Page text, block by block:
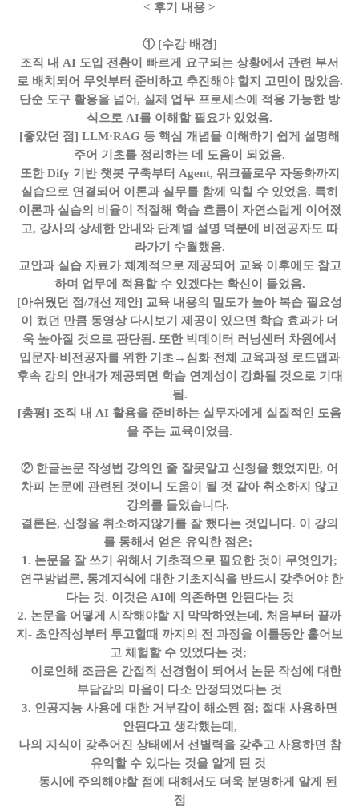
< 후기 내용 >
① [수강 배경]
조직 내 AI 도입 전환이 빠르게 요구되는 상황에서 관련 부서
로 배치되어 무엇부터 준비하고 추진해야 할지 고민이 많았음.
단순 도구 활용을 넘어, 실제 업무 프로세스에 적용 가능한 방
식으로 AI를 이해할 필요가 있었음.
[좋았던 점] LLM·RAG 등 핵심 개념을 이해하기 쉽게 설명해
주어 기초를 정리하는 데 도움이 되었음.
또한 Dify 기반 챗봇 구축부터 Agent, 워크플로우 자동화까지
실습으로 연결되어 이론과 실무를 함께 익힐 수 있었음. 특히
이론과 실습의 비율이 적절해 학습 흐름이 자연스럽게 이어졌
고, 강사의 상세한 안내와 단계별 설명 덕분에 비전공자도 따
라가기 수월했음.
교안과 실습 자료가 체계적으로 제공되어 교육 이후에도 참고
하며 업무에 적용할 수 있겠다는 확신이 들었음.
[아쉬웠던 점/개선 제안] 교육 내용의 밀도가 높아 복습 필요성
이 컸던 만큼 동영상 다시보기 제공이 있으면 학습 효과가 더
욱 높아질 것으로 판단됨. 또한 빅데이터 러닝센터 차원에서
입문자·비전공자를 위한 기초→심화 전체 교육과정 로드맵과
후속 강의 안내가 제공되면 학습 연계성이 강화될 것으로 기대
됨.
[총평] 조직 내 AI 활용을 준비하는 실무자에게 실질적인 도움
을 주는 교육이었음.
② 한글논문 작성법 강의인 줄 잘못알고 신청을 했었지만, 어
차피 논문에 관련된 것이니 도움이 될 것 같아 취소하지 않고
강의를 들었습니다.
결론은, 신청을 취소하지않기를 잘 했다는 것입니다. 이 강의
를 통해서 얻은 유익한 점은;
1. 논문을 잘 쓰기 위해서 기초적으로 필요한 것이 무엇인가;
연구방법론, 통계지식에 대한 기초지식을 반드시 갖추어야 한
다는 것. 이것은 AI에 의존하면 안된다는 것
2. 논문을 어떻게 시작해야할 지 막막하였는데, 처음부터 끝까
지- 초안작성부터 투고할때 까지의 전 과정을 이틀동안 훝어보
고 체험할 수 있었다는 것;
이로인해 조금은 간접적 선경험이 되어서 논문 작성에 대한
부담감의 마음이 다소 안정되었다는 것
3. 인공지능 사용에 대한 거부감이 해소된 점; 절대 사용하면
안된다고 생각했는데,
나의 지식이 갖추어진 상태에서 선별력을 갖추고 사용하면 참
유익할 수 있다는 것을 알게 된 것
동시에 주의해야할 점에 대해서도 더욱 분명하게 알게 된
점